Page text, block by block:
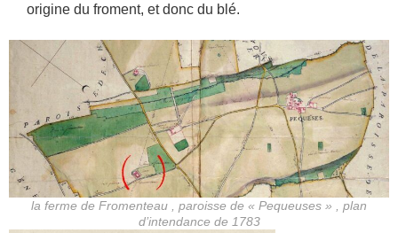
origine du froment, et donc du blé.
la ferme de Fromenteau , paroisse de « Pequeuses » , plan
d’intendance de 1783